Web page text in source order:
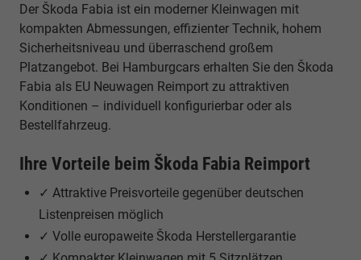
Der Škoda Fabia ist ein moderner Kleinwagen mit
kompakten Abmessungen, effizienter Technik, hohem
Sicherheitsniveau und überraschend großem
Platzangebot. Bei Hamburgcars erhalten Sie den Škoda
Fabia als EU Neuwagen Reimport zu attraktiven
Konditionen – individuell konfigurierbar oder als
Bestellfahrzeug.
Ihre Vorteile beim Škoda Fabia Reimport
✓ Attraktive Preisvorteile gegenüber deutschen
Listenpreisen möglich
✓ Volle europaweite Škoda Herstellergarantie